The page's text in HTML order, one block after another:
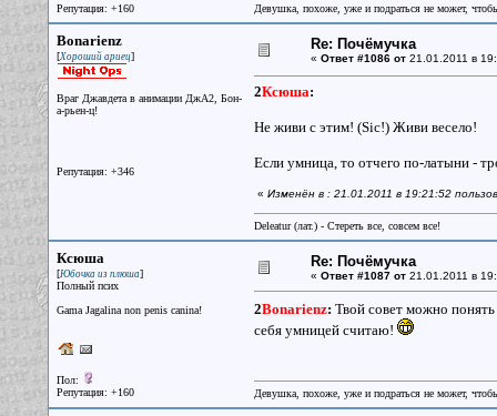
Репутация: +160
Девушка, похоже, уже и подраться не может,
Bonarienz
[Хороший ариец]
Враг Джавдета в анимации ДжА2, Бон-
а-рьен-ц!
Репутация: +346
Re: Почёмучка
« Ответ #1086 от21.01.2011 в
2Ксюша:
Не живи с этим! (Sic!) Живи весело!
Если умница, то отчего по-латыни -
« Изменён в : 21.01.2011 в 19:21:52
Deleatur (лат.) - Стереть все, совсем все!
Ксюша
[Юбочка из плюша]
Полный псих
Gama Jagalina non penis canina!
Пол:
Репутация: +160
Re: Почёмучка
« Ответ #1087 от21.01.2011 в
2Bonarienz: Твой совет можно
себя умницей считаю!
Девушка, похоже, уже и подраться не может,